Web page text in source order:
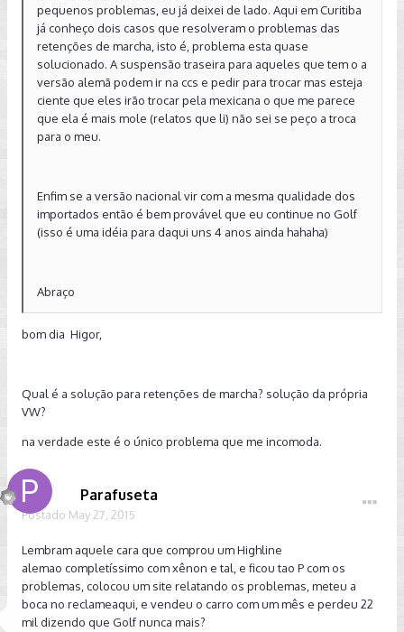
pequenos problemas, eu já deixei de lado. Aqui em Curitiba
já conheço dois casos que resolveram o problemas das
retenções de marcha, isto é, problema esta quase
solucionado. A suspensão traseira para aqueles que tem o a
versão alemã podem ir na ccs e pedir para trocar mas esteja
ciente que eles irão trocar pela mexicana o que me parece
que ela é mais mole (relatos que li) não sei se peço a troca
para o meu.
Enfim se a versão nacional vir com a mesma qualidade dos
importados então é bem provável que eu continue no Golf
(isso é uma idéia para daqui uns 4 anos ainda hahaha)
Abraço
bom dia Higor,
Qual é a solução para retenções de marcha? solução da própria
VW?
na verdade este é o único problema que me incomoda.
Parafuseta
Postado May 27, 2015
Lembram aquele cara que comprou um Highline
alemao completíssimo com xênon e tal, e ficou tao P com os
problemas, colocou um site relatando os problemas, meteu a
boca no reclameaqui, e vendeu o carro com um mês e perdeu 22
mil dizendo que Golf nunca mais?